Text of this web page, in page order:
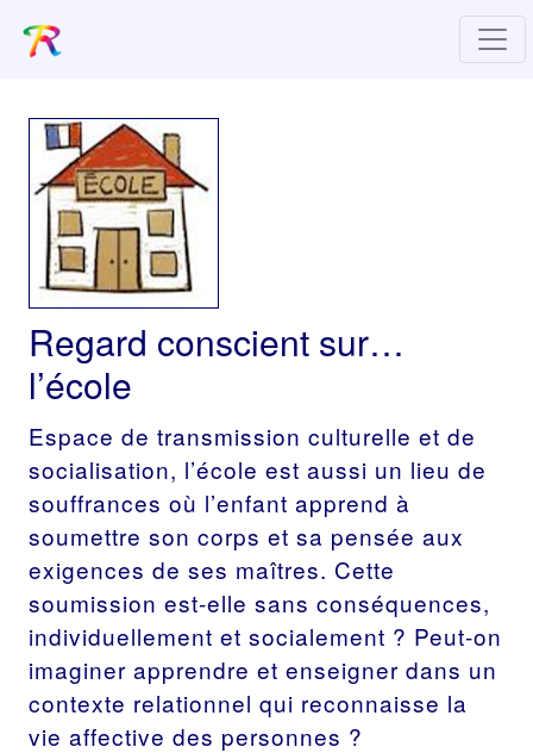
Regard conscient sur…
l’école
Espace de transmission culturelle et de
socialisation, l’école est aussi un lieu de
souffrances où l’enfant apprend à
soumettre son corps et sa pensée aux
exigences de ses maîtres. Cette
soumission est-elle sans conséquences,
individuellement et socialement ? Peut-on
imaginer apprendre et enseigner dans un
contexte relationnel qui reconnaisse la
vie affective des personnes ?